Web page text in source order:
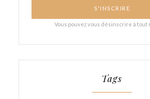
Tags